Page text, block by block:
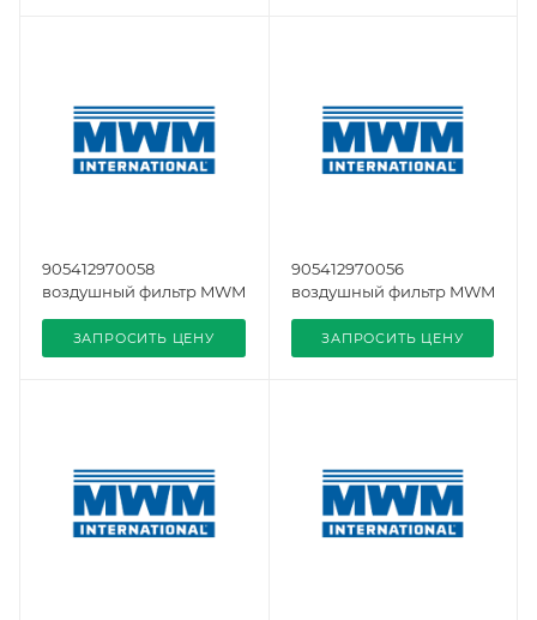
905412970058
воздушный фильтр MWM
ЗАПРОСИТЬ ЦЕНУ
905412970056
воздушный фильтр MWM
ЗАПРОСИТЬ ЦЕНУ